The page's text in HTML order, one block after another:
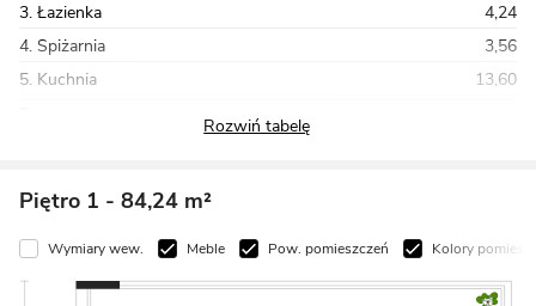
3. Łazienka
4,24
4. Spiżarnia
3,56
5. Kuchnia
13,60
Piętro 1 - 84,24 m²
Wymiary wew. Meble Pow. pomieszczeń Kolory